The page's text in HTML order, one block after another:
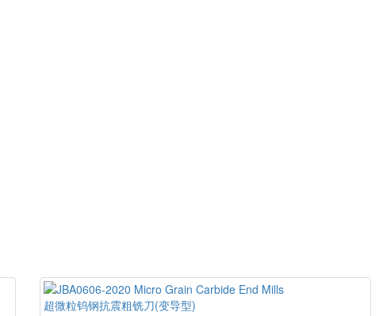
超微粒钨钢抗震粗铣刀(变导型)